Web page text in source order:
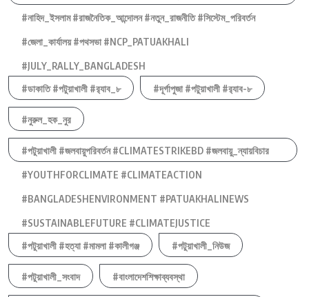
#নাহিদ_ইসলাম #রাজনৈতিক_আন্দোলন #নতুন_রাজনীতি #সিস্টেম_পরিবর্তন
#জেলা_কার্যালয় #পথসভা #NCP_PATUAKHALI
#JULY_RALLY_BANGLADESH
#ডাকাতি #পটুয়াখালী #র‍্যাব_৮
#দূর্গাপুজা #পটুয়াখালী #র‍্যাব-৮
#নুরুল_হক_নুর
#পটুয়াখালী #জলবায়ুপরিবর্তন #CLIMATESTRIKEBD #জলবায়ু_ন্যায়বিচার
#YOUTHFORCLIMATE #CLIMATEACTION
#BANGLADESHENVIRONMENT #PATUAKHALINEWS
#SUSTAINABLEFUTURE #CLIMATEJUSTICE
#পটুয়াখালী #হত্যা #মামলা #কালীগঞ্জ
#পটুয়াখালী_নিউজ
#পটুয়াখালী_সংবাদ #বাংলাদেশশিক্ষাব্যবস্থা